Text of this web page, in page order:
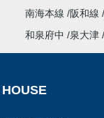
南海本線 阪和線
和泉府中 泉大津